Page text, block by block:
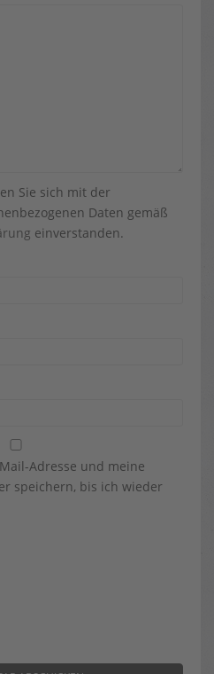
Sie sich mit der
Daten gemäß
einverstanden.
Adresse und meine
speichern, bis ich wieder